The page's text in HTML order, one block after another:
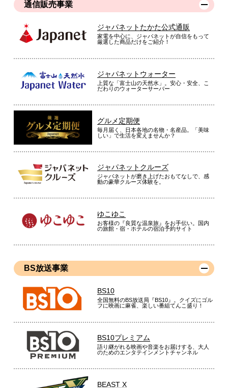
通信販売事業
ジャパネットたかた公式通販
家電を中心に、ジャパネットが自信をもって
厳選した商品だけをご紹介！
ジャパネットウォーター
上質な「富士山の天然水」。安心・安全、こ
だわりのウォーターサーバー
グルメ定期便
毎月届く、日本各地の名物・名産品。「美味
しい」で生活を変えませんか？
ジャパネットクルーズ
ジャパネットが磨き上げたおもてなしで、感
動の豪華クルーズ体験を。
ゆこゆこ
お客様の『良質な温泉旅』をお手伝い。国内
の旅館・宿・ホテルの宿泊予約サイト
BS放送事業
BS10
全国無料のBS放送局『BS10』。クイズにゴル
フに映画に麻雀、楽しい番組てんこ盛り！
BS10プレミアム
語り継がれる映画や音楽をお届けする、大人
のためのエンタテインメントチャンネル
BEAST X